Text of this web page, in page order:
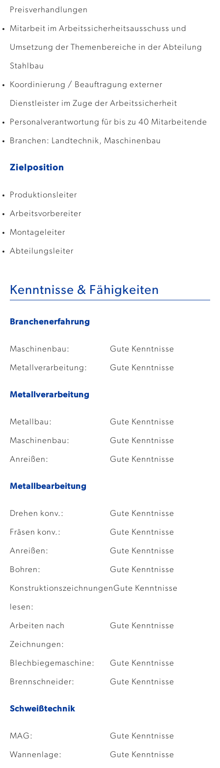
Preisverhandlungen
Mitarbeit im Arbeitssicherheitsausschuss und
Umsetzung der Themenbereiche in der Abteilung
Stahlbau
Koordinierung / Beauftragung externer
Dienstleister im Zuge der Arbeitssicherheit
Personalverantwortung für bis zu 40 Mitarbeitende
Branchen: Landtechnik, Maschinenbau
Zielposition
Produktionsleiter
Arbeitsvorbereiter
Montageleiter
Abteilungsleiter
Kenntnisse & Fähigkeiten
Branchenerfahrung
Maschinenbau: Gute Kenntnisse
Metallverarbeitung: Gute Kenntnisse
Metallverarbeitung
Metallbau: Gute Kenntnisse
Maschinenbau: Gute Kenntnisse
Anreißen: Gute Kenntnisse
Metallbearbeitung
Drehen konv.: Gute Kenntnisse
Fräsen konv.: Gute Kenntnisse
Anreißen: Gute Kenntnisse
Bohren: Gute Kenntnisse
Konstruktionszeichnungen
lesen:
Gute Kenntnisse
Arbeiten nach
Zeichnungen:
Gute Kenntnisse
Blechbiegemaschine: Gute Kenntnisse
Brennschneider: Gute Kenntnisse
Schweißtechnik
MAG: Gute Kenntnisse
Wannenlage: Gute Kenntnisse